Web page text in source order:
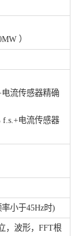
）
电流传感器精确
f.s.+电流传感器
小于45Hz时)
，波形，FFT根